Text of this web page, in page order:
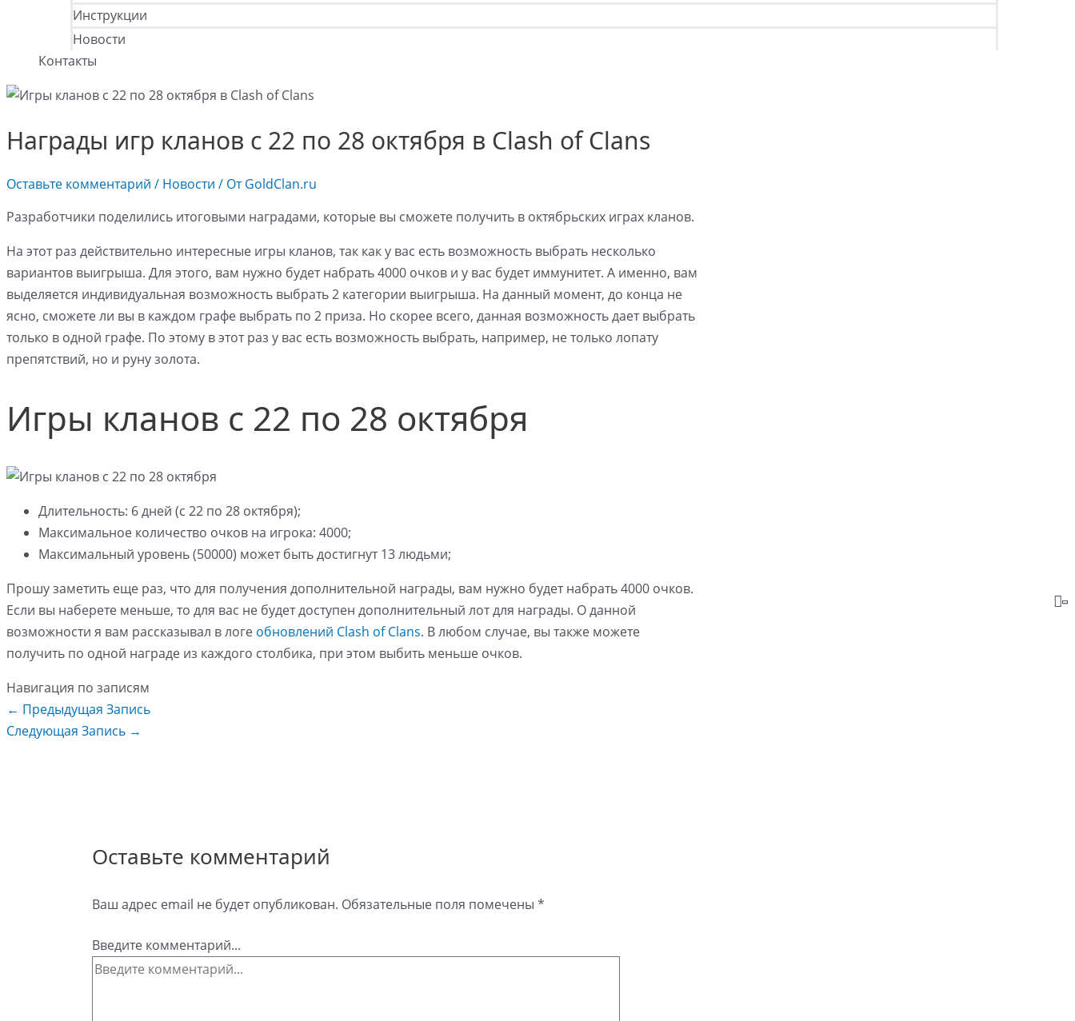
Инструкции
Новости
Контакты
Награды игр кланов с 22 по 28 октября в Clash of Clans
Оставьте комментарий / Новости / От GoldClan.ru
Разработчики поделились итоговыми наградами, которые вы сможете получить в октябрьских играх кланов.
На этот раз действительно интересные игры кланов, так как у вас есть возможность выбрать несколько
вариантов выигрыша. Для этого, вам нужно будет набрать 4000 очков и у вас будет иммунитет. А именно, вам
выделяется индивидуальная возможность выбрать 2 категории выигрыша. На данный момент, до конца не
ясно, сможете ли вы в каждом графе выбрать по 2 приза. Но скорее всего, данная возможность дает выбрать
только в одной графе. По этому в этот раз у вас есть возможность выбрать, например, не только лопату
препятствий, но и руну золота.
Игры кланов с 22 по 28 октября
Длительность: 6 дней (с 22 по 28 октября);
Максимальное количество очков на игрока: 4000;
Максимальный уровень (50000) может быть достигнут 13 людьми;
Прошу заметить еще раз, что для получения дополнительной награды, вам нужно будет набрать 4000 очков.
Если вы наберете меньше, то для вас не будет доступен дополнительный лот для награды. О данной
возможности я вам рассказывал в логе обновлений Clash of Clans. В любом случае, вы также можете
получить по одной награде из каждого столбика, при этом выбить меньше очков.
Навигация по записям
← Предыдущая Запись
Следующая Запись →
Оставьте комментарий
Ваш адрес email не будет опубликован. Обязательные поля помечены *
Введите комментарий...